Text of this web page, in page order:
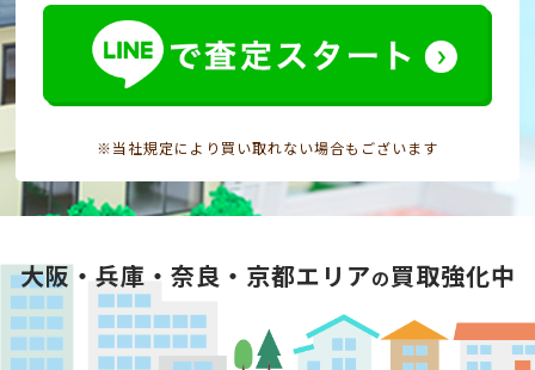
※当社規定により買い取れない場合もございます
大阪・兵庫・奈良・京都エリアの買取強化中